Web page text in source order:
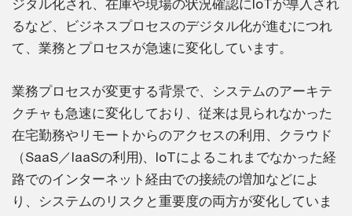
ジタル化され、在庫や現場の状況確認にIoTが導入され
るなど、ビジネスプロセスのデジタル化が進むにつれ
て、業務とプロセスが急速に変化しています。
業務プロセスが変更する背景で、システムのアーキテ
クチャも急速に変化しており、従来は見られなかった
在宅勤務やリモートからのアクセスの利用、クラウド
（SaaS／IaaSの利用)、IoTによるこれまでなかった経
路でのインターネット経由での接続の増加などによ
り、システムのリスクと重要度の両方が変化していま